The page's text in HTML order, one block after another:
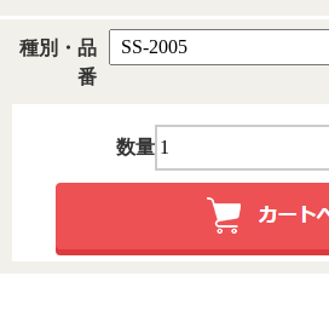
種別・品
番
数量